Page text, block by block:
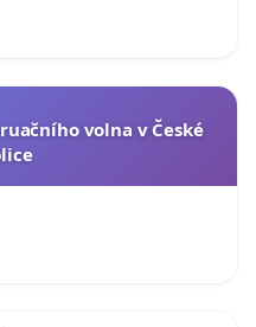
volna v České